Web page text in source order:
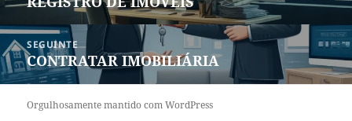
SEGUINTE
Próximo
post:
CONTRATAR IMOBILIÁRIA
Orgulhosamente mantido com WordPress